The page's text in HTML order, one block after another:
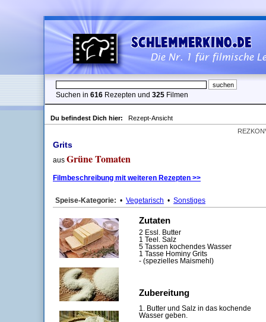
Suchen in 616 Rezepten und 325 Filmen
Du befindest Dich hier:
Rezept-Ansicht
Grits
aus Grüne Tomaten
Filmbeschreibung mit weiteren Rezepten >>
Speise-Kategorie: • Vegetarisch • Sonstiges
Zutaten
2 Essl. Butter
1 Teel. Salz
5 Tassen kochendes Wasser
1 Tasse Hominy Grits
- (spezielles Maismehl)
Zubereitung
1. Butter und Salz in das kochende
Wasser geben.